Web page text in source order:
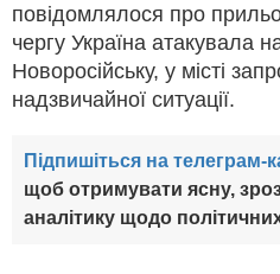
повідомлялося про
чергу Україна атакувала
Новоросійську, у місті
надзвичайної ситуації.
Підпишіться на телеграм-
щоб отримувати ясну,
аналітику щодо